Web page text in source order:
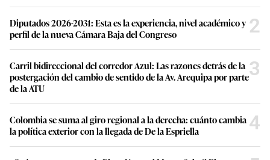
Diputados 2026-2031: Esta es la experiencia, nivel académico y
perfil de la nueva Cámara Baja del Congreso
2
Carril bidireccional del corredor Azul: Las razones detrás de la
postergación del cambio de sentido de la Av. Arequipa por parte
de la ATU
3
Colombia se suma al giro regional a la derecha: cuánto cambia
la política exterior con la llegada de De la Espriella
4